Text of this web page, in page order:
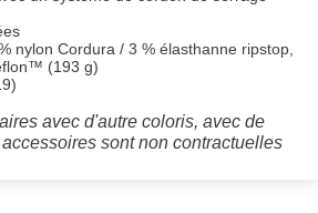
nylon Cordura / 3 % élasthanne ripstop,
(193 g)
avec d'autre coloris, avec de
sont non contractuelles